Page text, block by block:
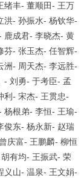
绪丰- 董顺田- 王万
洪- 孙振水- 杨钦华-
鹿成君- 李晓杰- 黄
芬- 张玉杰- 任智辉-
洲- 周天杰- 李远胜-
- 刘勇- 于考臣- 孟
利 - 宋杰- 王贯忠-
杨根弟- 李恒- 王瑜-
俊东- 杨永新- 赵瑞
曾庆富- 王鹏麟- 柳恒
胡有均- 王振武- 荣
义山- 温泉- 王文娟-